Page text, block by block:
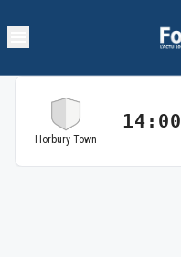
Horbury Town
14:00